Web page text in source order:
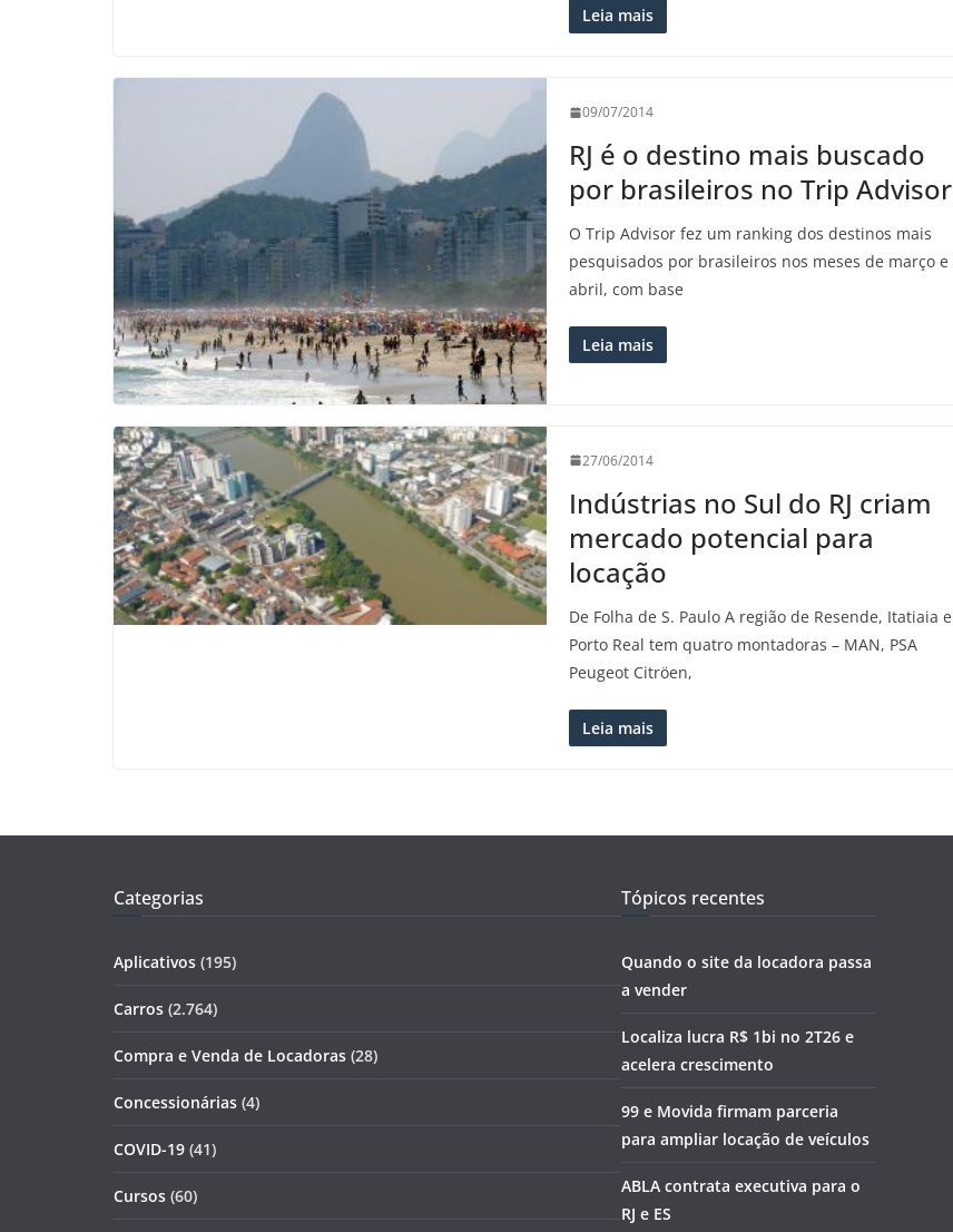
Leia mais
09/07/2014
RJ é o destino mais buscado
por brasileiros no Trip Advisor
O Trip Advisor fez um ranking dos destinos mais
pesquisados por brasileiros nos meses de março e
abril, com base
Leia mais
27/06/2014
Indústrias no Sul do RJ criam
mercado potencial para
locação
De Folha de S. Paulo A região de Resende, Itatiaia e
Porto Real tem quatro montadoras – MAN, PSA
Peugeot Citröen,
Leia mais
Categorias
Aplicativos (195)
Carros (2.764)
Compra e Venda de Locadoras (28)
Concessionárias (4)
COVID-19 (41)
Cursos (60)
Tópicos recentes
Quando o site da locadora passa
a vender
Localiza lucra R$ 1bi no 2T26 e
acelera crescimento
99 e Movida firmam parceria
para ampliar locação de veículos
ABLA contrata executiva para o
RJ e ES